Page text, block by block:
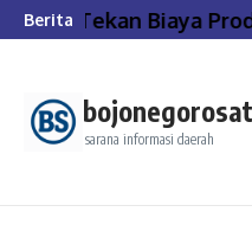
Lewati ke konten
BeritaTekan Biaya
sarana informasi daerah